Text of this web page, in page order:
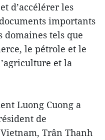
d’accélérer les
importants
domaines tels que
le pétrole et le
et la
Luong Cuong a
de
Trân Thanh